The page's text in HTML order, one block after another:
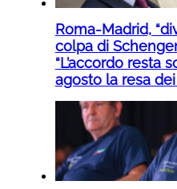
Roma-Madrid,
colpa di
“L’accordo resta
agosto la resa